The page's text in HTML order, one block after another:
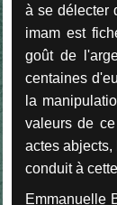
à se délecter
imam est
goût de
centaines
la
valeurs de
actes abjects,
conduit à
Emmanuelle